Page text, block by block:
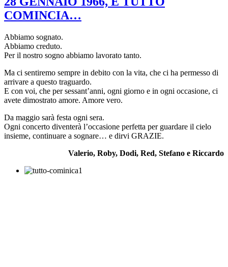
COMINCIA…
Abbiamo sognato.
Abbiamo creduto.
Per il nostro sogno abbiamo lavorato tanto.
Ma ci sentiremo sempre in debito con la vita, che ci ha permesso di
arrivare a questo traguardo.
E con voi, che per sessant’anni, ogni giorno e in ogni occasione, ci
avete dimostrato amore. Amore vero.
Da maggio sarà festa ogni sera.
Ogni concerto diventerà l’occasione perfetta per guardare il cielo
insieme, continuare a sognare… e dirvi GRAZIE.
Valerio, Roby, Dodi, Red, Stefano e Riccardo